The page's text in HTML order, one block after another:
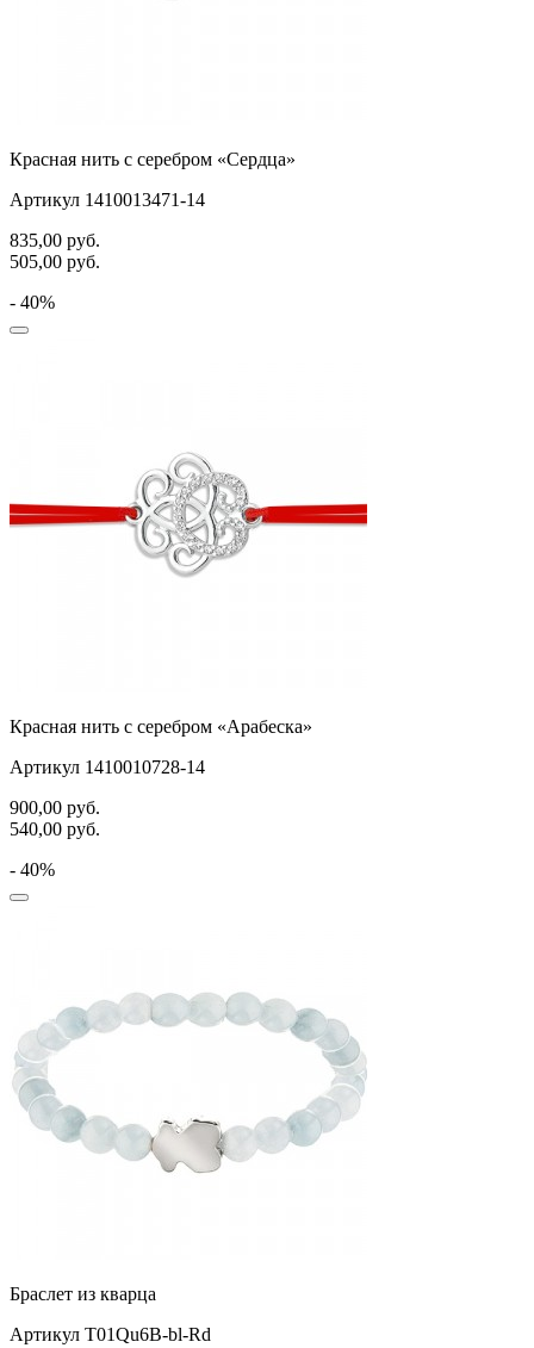
Красная нить с серебром «Сердца»
Артикул 1410013471-14
835,00 руб.
505,00 руб.
- 40%
Красная нить с серебром «Арабеска»
Артикул 1410010728-14
900,00 руб.
540,00 руб.
- 40%
Браслет из кварца
Артикул T01Qu6B-bl-Rd